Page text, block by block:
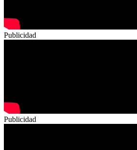
Publicidad
Publicidad